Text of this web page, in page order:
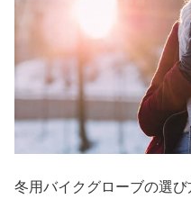
冬用バイクグローブの選び